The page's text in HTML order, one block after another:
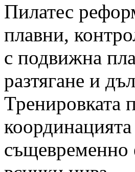
Пилатес
плавни,
с подвижна
разтягане и
Тренировката
същевременно